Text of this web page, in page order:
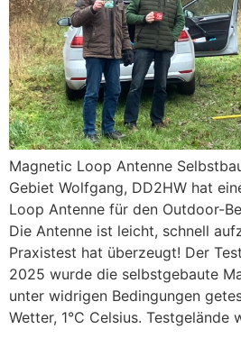
Magnetic Loop Antenne
Gebiet Wolfgang, DD2HW hat
Loop Antenne für den Outdoor-
Die Antenne ist leicht, schnell
Praxistest hat überzeugt! Der
2025 wurde die selbstgebaute
unter widrigen Bedingungen
Wetter, 1°C Celsius. Testgelände